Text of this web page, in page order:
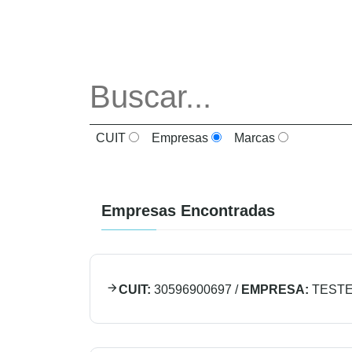
CUIT Empresas Marcas
Empresas Encontradas
CUIT: 30596900697 / EMPRESA: